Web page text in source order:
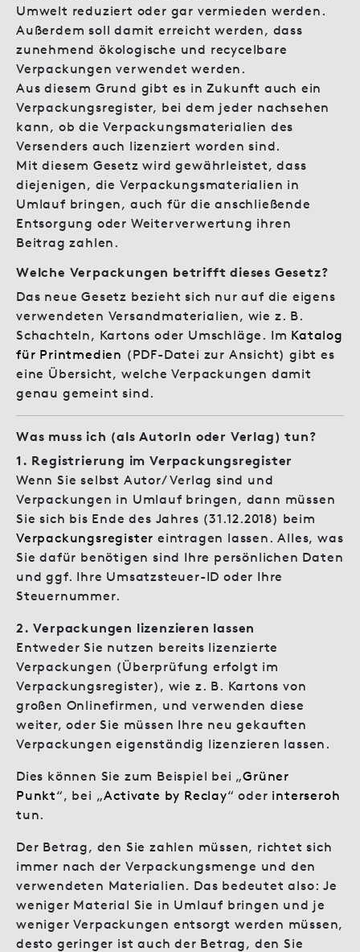
Umwelt reduziert oder gar vermieden werden.
Außerdem soll damit erreicht werden, dass
zunehmend ökologische und recycelbare
Verpackungen verwendet werden.
Aus diesem Grund gibt es in Zukunft auch ein
Verpackungsregister, bei dem jeder nachsehen
kann, ob die Verpackungsmaterialien des
Versenders auch lizenziert worden sind.
Mit diesem Gesetz wird gewährleistet, dass
diejenigen, die Verpackungsmaterialien in
Umlauf bringen, auch für die anschließende
Entsorgung oder Weiterverwertung ihren
Beitrag zahlen.
Welche Verpackungen betrifft dieses Gesetz?
Das neue Gesetz bezieht sich nur auf die eigens
verwendeten Versandmaterialien, wie z. B.
Schachteln, Kartons oder Umschläge. Im Katalog
für Printmedien (PDF-Datei zur Ansicht) gibt es
eine Übersicht, welche Verpackungen damit
genau gemeint sind.
Was muss ich (als AutorIn oder Verlag) tun?
1. Registrierung im Verpackungsregister
Wenn Sie selbst Autor/ Verlag sind und
Verpackungen in Umlauf bringen, dann müssen
Sie sich bis Ende des Jahres (31.12.2018) beim
Verpackungsregister eintragen lassen. Alles, was
Sie dafür benötigen sind Ihre persönlichen Daten
und ggf. Ihre Umsatzsteuer-ID oder Ihre
Steuernummer.
2. Verpackungen lizenzieren lassen
Entweder Sie nutzen bereits lizenzierte
Verpackungen (Überprüfung erfolgt im
Verpackungsregister), wie z. B. Kartons von
großen Onlinefirmen, und verwenden diese
weiter, oder Sie müssen Ihre neu gekauften
Verpackungen eigenständig lizenzieren lassen.
Dies können Sie zum Beispiel bei „Grüner
Punkt“, bei „Activate by Reclay“ oder interseroh
tun.
Der Betrag, den Sie zahlen müssen, richtet sich
immer nach der Verpackungsmenge und den
verwendeten Materialien. Das bedeutet also: Je
weniger Material Sie in Umlauf bringen und je
weniger Verpackungen entsorgt werden müssen,
desto geringer ist auch der Betrag, den Sie